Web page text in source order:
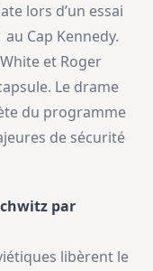
lors d’un essai
Cap Kennedy.
et Roger
Le drame
du programme
de sécurité
par
libèrent le